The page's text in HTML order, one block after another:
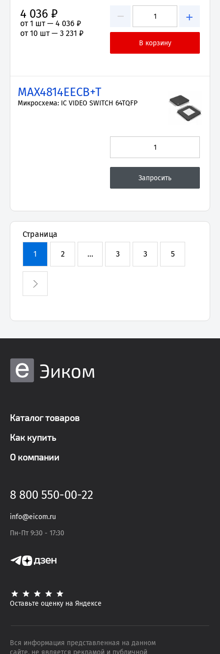
− +
4 036 ₽
от 1 шт — 4 036 ₽
от 10 шт — 3 231 ₽
MAX4814EECB+T
Микросхема: IC VIDEO SWITCH 64TQFP
Страница
1 2 ... 3 3 5
Эиком
Каталог товаров
Как купить
О компании
8 800 550-00-22
info@eicom.ru
Пн-Пт 9:30 - 17:30
Оставьте оценку на Яндексе
Вся информация представленная на данном
сайте, не является рекламой и публичной